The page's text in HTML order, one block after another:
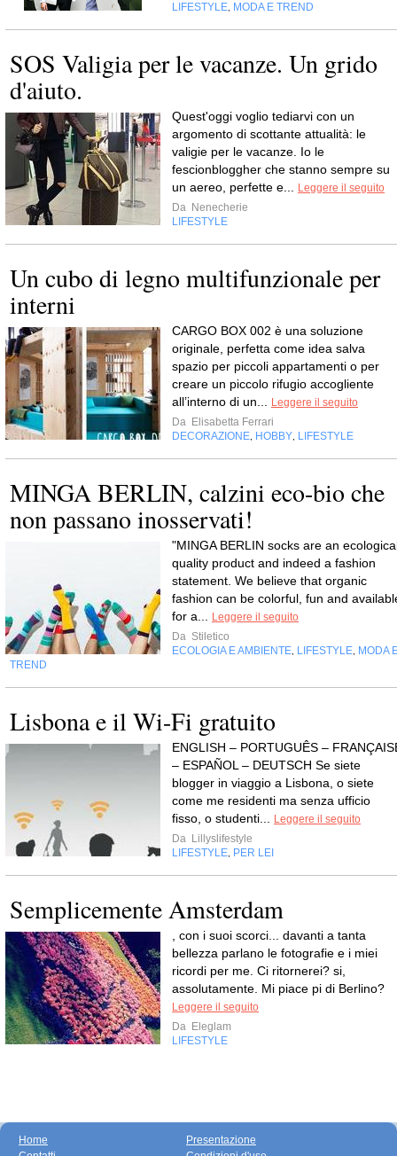
LIFESTYLE MODA E TREND
SOS Valigia per le vacanze. Un grido
d'aiuto.
Quest'oggi voglio tediarvi con un
argomento di scottante attualità: le
valigie per le vacanze. Io le
fescionbloggher che stanno sempre su
un aereo, perfette e...
Leggere il seguito
Da Nenecherie
LIFESTYLE
Un cubo di legno multifunzionale per
interni
CARGO BOX 002 è una soluzione
originale, perfetta come idea salva
spazio per piccoli appartamenti o per
creare un piccolo rifugio accogliente
all’interno di un...
Leggere il seguito
Da Elisabetta Ferrari
DECORAZIONE HOBBY LIFESTYLE
MINGA BERLIN, calzini eco-bio che
non passano inosservati!
"MINGA BERLIN socks are an
quality product and indeed a fashion
statement. We believe that organic
fashion can be colorful, fun and
for a...
Leggere il seguito
Da Stiletico
ECOLOGIA E AMBIENTE LIFESTYLE MODA
TREND
Lisbona e il Wi-Fi gratuito
ENGLISH – PORTUGUÊS –
– ESPAÑOL – DEUTSCH Se siete
blogger in viaggio a Lisbona, o siete
come me residenti ma senza ufficio
fisso, o studenti...
Leggere il seguito
Da Lillyslifestyle
LIFESTYLE PER LEI
Semplicemente Amsterdam
, con i suoi scorci... davanti a tanta
bellezza parlano le fotografie e i miei
ricordi per me. Ci ritornerei? si,
assolutamente. Mi piace pi di Berlino?
Leggere il seguito
Da Eleglam
LIFESTYLE
Home
Presentazione